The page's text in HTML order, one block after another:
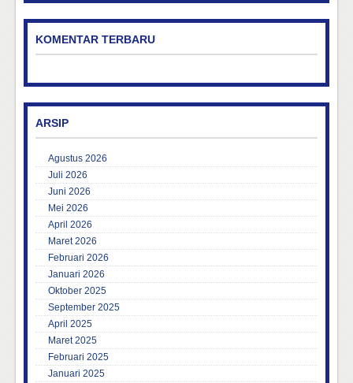
KOMENTAR TERBARU
ARSIP
Agustus 2026
Juli 2026
Juni 2026
Mei 2026
April 2026
Maret 2026
Februari 2026
Januari 2026
Oktober 2025
September 2025
April 2025
Maret 2025
Februari 2025
Januari 2025